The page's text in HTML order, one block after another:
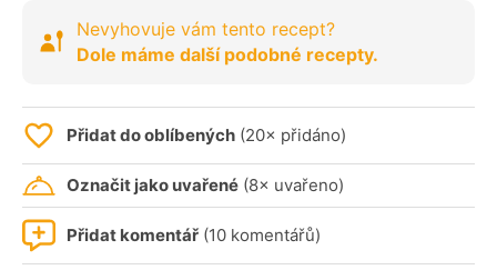
Nevyhovuje vám tento recept?
Dole máme další podobné recepty.
Přidat do oblíbených (20× přidáno)
Označit jako uvařené (8× uvařeno)
Přidat komentář (10 komentářů)